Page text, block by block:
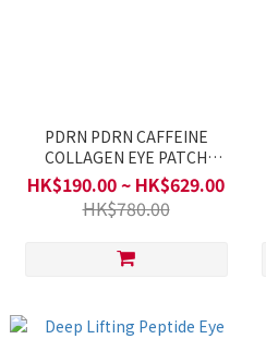
PDRN PDRN CAFFEINE
COLLAGEN EYE PATCH
(60patches)
HK$190.00 ~ HK$629.00
HK$780.00